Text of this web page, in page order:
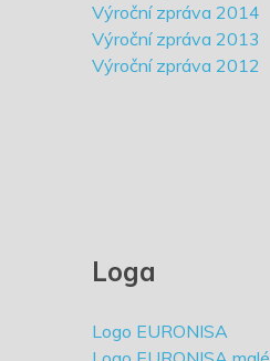
Výroční zpráva 2014
Výroční zpráva 2013
Výroční zpráva 2012
Loga
Logo EURONISA